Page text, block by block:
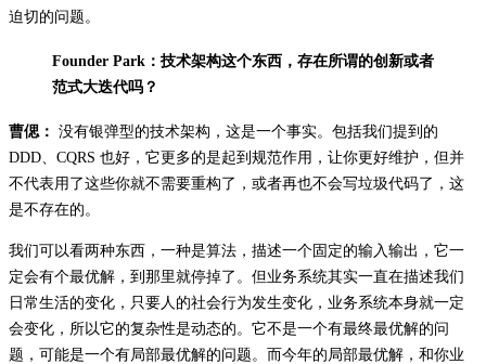
迫切的问题。
Founder Park：技术架构这个东西，存在所谓的创新或者
范式大迭代吗？
曹偲： 没有银弹型的技术架构，这是一个事实。包括我们提到的
DDD、CQRS 也好，它更多的是起到规范作用，让你更好维护，但并
不代表用了这些你就不需要重构了，或者再也不会写垃圾代码了，这
是不存在的。
我们可以看两种东西，一种是算法，描述一个固定的输入输出，它一
定会有个最优解，到那里就停掉了。但业务系统其实一直在描述我们
日常生活的变化，只要人的社会行为发生变化，业务系统本身就一定
会变化，所以它的复杂性是动态的。它不是一个有最终最优解的问
题，可能是一个有局部最优解的问题。而今年的局部最优解，和你业